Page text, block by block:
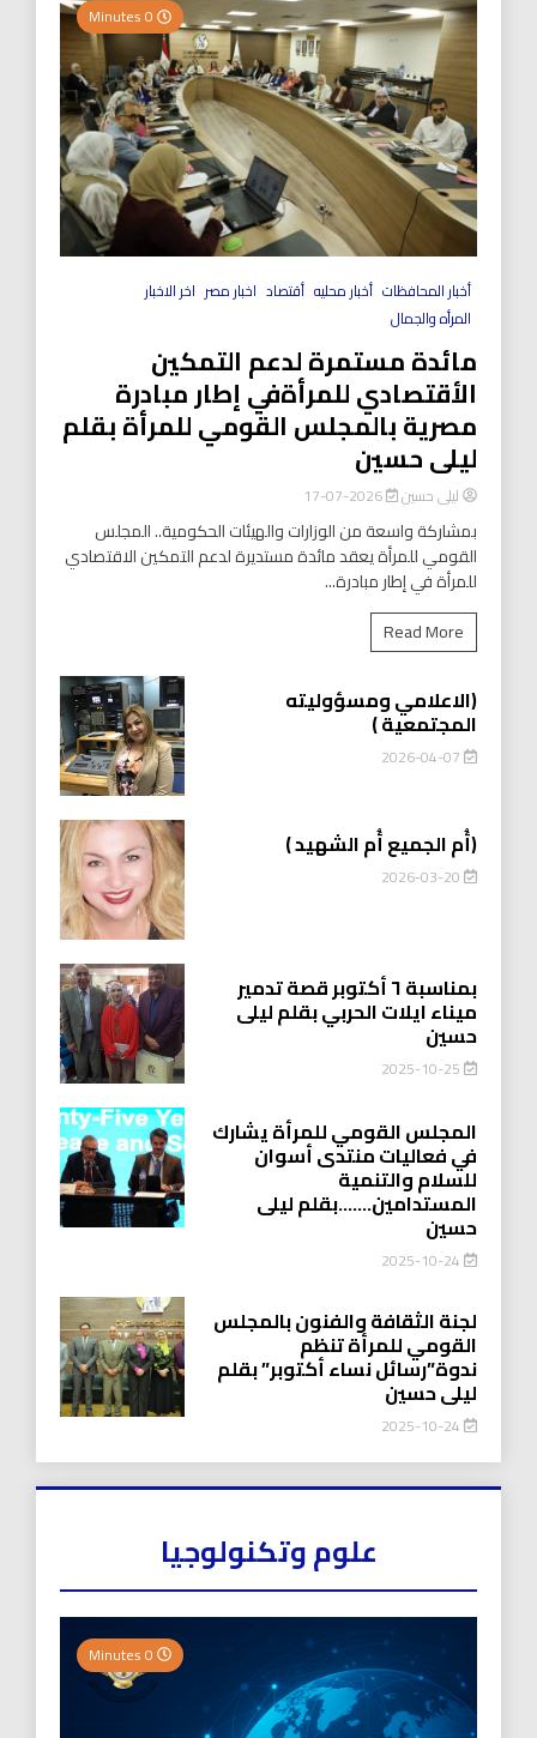
أخبار المحافظات أخبار محليه أقتصاد اخبار مصر اخر الاخبار
المرأه والجمال
مائدة مستمرة لدعم التمكين
الأقتصادي للمرأةفي إطار مبادرة
مصرية بالمجلس القومي للمرأة بقلم
ليلى حسين
ليلى حسين 2026-07-17
بمشاركة واسعة من الوزارات والهيئات الحكومية.. المجلس
القومي للمرأة يعقد مائدة مستديرة لدعم التمكين الاقتصادي
للمرأة في إطار مبادرة...
Read More
(الاعلامي ومسؤوليته
المجتمعية )
2026-04-07
(أُم الجميع أُم الشهيد )
2026-03-20
بمناسبة ٦ أكتوبر قصة تدمير
ميناء ايلات الحربي بقلم ليلى
حسين
2025-10-25
المجلس القومي للمرأة يشارك
في فعاليات منتدى أسوان
للسلام والتنمية
المستدامين…….بقلم ليلى
حسين
2025-10-24
لجنة الثقافة والفنون بالمجلس
القومي للمرأة تنظم
ندوة”رسائل نساء أكتوبر” بقلم
ليلى حسين
2025-10-24
علوم وتكنولوجيا